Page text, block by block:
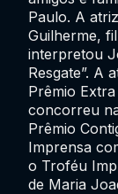
Paulo. A
Guilherme,
interpretou
Resgate”. A
Prêmio Extra
concorreu
Prêmio
Imprensa
o Troféu
de Maria